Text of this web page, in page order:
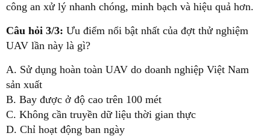
công an xử lý nhanh chóng, minh bạch và hiệu quả hơn.
Câu hỏi 3/3: Ưu điểm nổi bật nhất của đợt thử nghiệm
UAV lần này là gì?
A. Sử dụng hoàn toàn UAV do doanh nghiệp Việt Nam
sản xuất
B. Bay được ở độ cao trên 100 mét
C. Không cần truyền dữ liệu thời gian thực
D. Chỉ hoạt động ban ngày